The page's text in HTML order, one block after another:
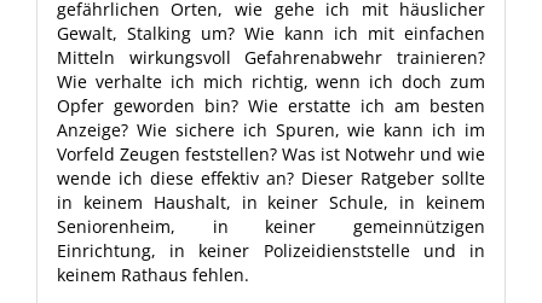
gefährlichen Orten, wie gehe ich mit häuslicher
Gewalt, Stalking um? Wie kann ich mit einfachen
Mitteln wirkungsvoll Gefahrenabwehr trainieren?
Wie verhalte ich mich richtig, wenn ich doch zum
Opfer geworden bin? Wie erstatte ich am besten
Anzeige? Wie sichere ich Spuren, wie kann ich im
Vorfeld Zeugen feststellen? Was ist Notwehr und wie
wende ich diese effektiv an? Dieser Ratgeber sollte
in keinem Haushalt, in keiner Schule, in keinem
Seniorenheim, in keiner gemeinnützigen
Einrichtung, in keiner Polizeidienststelle und in
keinem Rathaus fehlen.